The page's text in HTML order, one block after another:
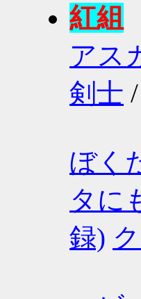
紅組
アス
剣士
ぼく
タに
録)